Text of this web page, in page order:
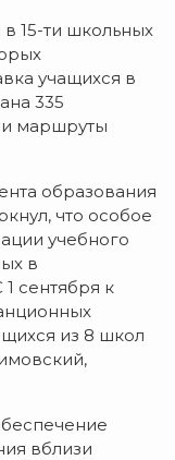
15-ти школьных
учащихся в
335
маршруты
образования
что особое
учебного
в
сентября к
из 8 школ
вблизи